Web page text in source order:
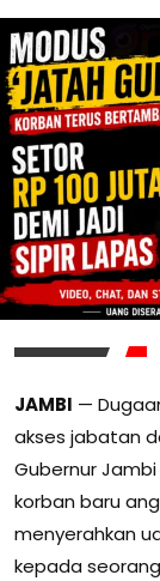
JAMBI —
akses jabatan
Gubernur
korban baru
menyerahkan
kepada